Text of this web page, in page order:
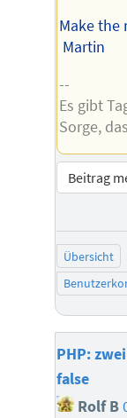
Make the
Martin
--
Es gibt
Sorge,
Beitrag
Übersicht
PHP:
false
Rolf B